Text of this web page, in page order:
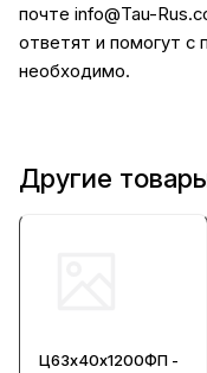
почте info@Tau-
ответят и помогут с
необходимо.
Другие
Ц63х40х1200ФП -